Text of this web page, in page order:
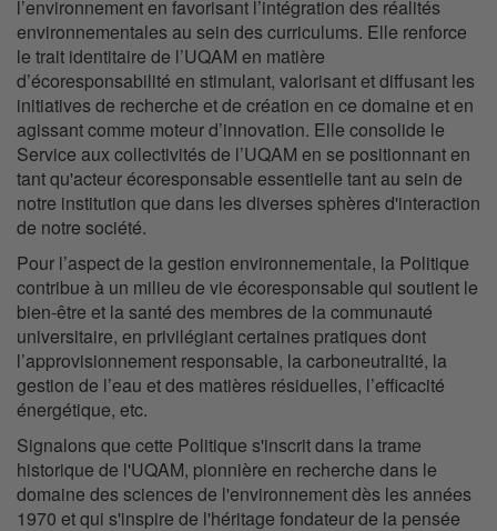
l’environnement en favorisant l’intégration des réalités
environnementales au sein des curriculums. Elle renforce
le trait identitaire de l’UQAM en matière
d’écoresponsabilité en stimulant, valorisant et diffusant les
initiatives de recherche et de création en ce domaine et en
agissant comme moteur d’innovation. Elle consolide le
Service aux collectivités de l’UQAM en se positionnant en
tant qu'acteur écoresponsable essentielle tant au sein de
notre institution que dans les diverses sphères d'interaction
de notre société.
Pour l’aspect de la gestion environnementale, la Politique
contribue à un milieu de vie écoresponsable qui soutient le
bien-être et la santé des membres de la communauté
universitaire, en privilégiant certaines pratiques dont
l’approvisionnement responsable, la carboneutralité, la
gestion de l’eau et des matières résiduelles, l’efficacité
énergétique, etc.
Signalons que cette Politique s'inscrit dans la trame
historique de l'UQAM, pionnière en recherche dans le
domaine des sciences de l'environnement dès les années
1970 et qui s'inspire de l'héritage fondateur de la pensée